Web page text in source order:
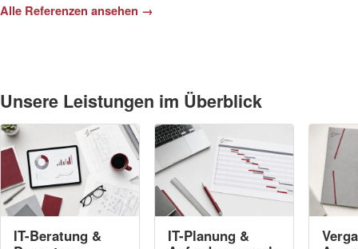
Alle Referenzen ansehen →
Unsere Leistungen im Überblick
IT-Beratung &
IT-Planung &